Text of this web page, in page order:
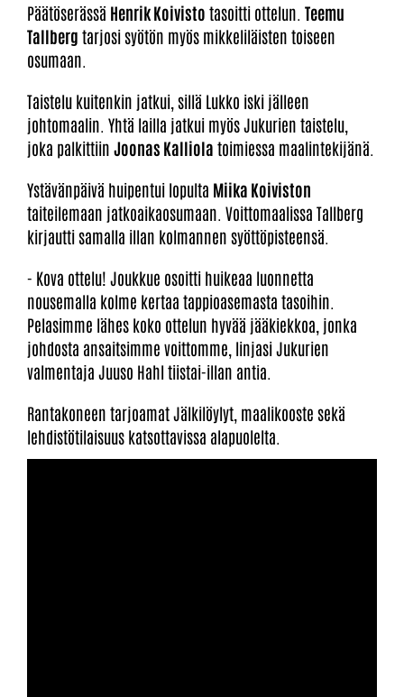
Päätöserässä Henrik Koivisto tasoitti ottelun. Teemu
Tallberg tarjosi syötön myös mikkeliläisten toiseen
osumaan.
Taistelu kuitenkin jatkui, sillä Lukko iski jälleen
johtomaalin. Yhtä lailla jatkui myös Jukurien taistelu,
joka palkittiin Joonas Kalliola toimiessa maalintekijänä.
Ystävänpäivä huipentui lopulta Miika Koiviston
taiteilemaan jatkoaikaosumaan. Voittomaalissa Tallberg
kirjautti samalla illan kolmannen syöttöpisteensä.
- Kova ottelu! Joukkue osoitti huikeaa luonnetta
nousemalla kolme kertaa tappioasemasta tasoihin.
Pelasimme lähes koko ottelun hyvää jääkiekkoa, jonka
johdosta ansaitsimme voittomme, linjasi Jukurien
valmentaja Juuso Hahl tiistai-illan antia.
Rantakoneen tarjoamat Jälkilöylyt, maalikooste sekä
lehdistötilaisuus katsottavissa alapuolelta.